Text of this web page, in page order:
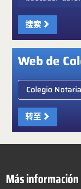
搜索
Web de
Elige colegio notarial
转至
Más información